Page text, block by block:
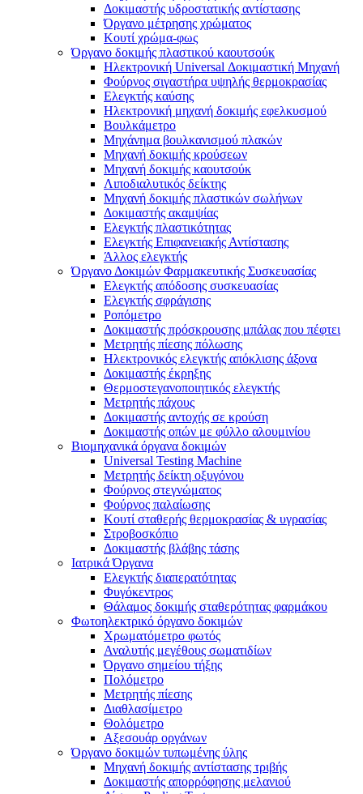
Δοκιμαστής υδροστατικής αντίστασης
Όργανο μέτρησης χρώματος
Κουτί χρώμα-φως
Όργανο δοκιμής πλαστικού καουτσούκ
Ηλεκτρονική Universal Δοκιμαστική Μηχανή
Φούρνος σιγαστήρα υψηλής θερμοκρασίας
Ελεγκτής καύσης
Ηλεκτρονική μηχανή δοκιμής εφελκυσμού
Βουλκάμετρο
Μηχάνημα βουλκανισμού πλακών
Μηχανή δοκιμής κρούσεων
Μηχανή δοκιμής καουτσούκ
Λιποδιαλυτικός δείκτης
Μηχανή δοκιμής πλαστικών σωλήνων
Δοκιμαστής ακαμψίας
Ελεγκτής πλαστικότητας
Ελεγκτής Επιφανειακής Αντίστασης
Άλλος ελεγκτής
Όργανο Δοκιμών Φαρμακευτικής Συσκευασίας
Ελεγκτής απόδοσης συσκευασίας
Ελεγκτής σφράγισης
Ροπόμετρο
Δοκιμαστής πρόσκρουσης μπάλας που πέφτει
Μετρητής πίεσης πόλωσης
Ηλεκτρονικός ελεγκτής απόκλισης άξονα
Δοκιμαστής έκρηξης
Θερμοστεγανοποιητικός ελεγκτής
Μετρητής πάχους
Δοκιμαστής αντοχής σε κρούση
Δοκιμαστής οπών με φύλλο αλουμινίου
Βιομηχανικά όργανα δοκιμών
Universal Testing Machine
Μετρητής δείκτη οξυγόνου
Φούρνος στεγνώματος
Φούρνος παλαίωσης
Κουτί σταθερής θερμοκρασίας & υγρασίας
Στροβοσκόπιο
Δοκιμαστής βλάβης τάσης
Ιατρικά Όργανα
Ελεγκτής διαπερατότητας
Φυγόκεντρος
Θάλαμος δοκιμής σταθερότητας φαρμάκου
Φωτοηλεκτρικό όργανο δοκιμών
Χρωματόμετρο φωτός
Αναλυτής μεγέθους σωματιδίων
Όργανο σημείου τήξης
Πολόμετρο
Μετρητής πίεσης
Διαθλασίμετρο
Θολόμετρο
Αξεσουάρ οργάνων
Όργανο δοκιμών τυπωμένης ύλης
Μηχανή δοκιμής αντίστασης τριβής
Δοκιμαστής απορρόφησης μελανιού